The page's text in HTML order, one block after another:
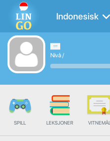
Indonesisk
Nivå/
SPILL LEKSJONER VITNEMÅL